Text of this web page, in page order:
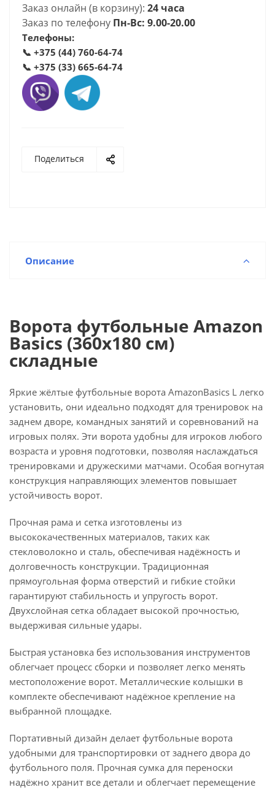
Заказ онлайн (в корзину): 24 часа
Заказ по телефону Пн-Вс: 9.00-20.00
Телефоны:
📞 +375 (44) 760-64-74
📞 +375 (33) 665-64-74
Поделиться
Описание
Ворота футбольные Amazon
Basics (360х180 см)
складные
Яркие жёлтые футбольные ворота AmazonBasics L легко
установить, они идеально подходят для тренировок на
заднем дворе, командных занятий и соревнований на
игровых полях. Эти ворота удобны для игроков любого
возраста и уровня подготовки, позволяя наслаждаться
тренировками и дружескими матчами. Особая вогнутая
конструкция направляющих элементов повышает
устойчивость ворот.
Прочная рама и сетка изготовлены из
высококачественных материалов, таких как
стекловолокно и сталь, обеспечивая надёжность и
долговечность конструкции. Традиционная
прямоугольная форма отверстий и гибкие стойки
гарантируют стабильность и упругость ворот.
Двухслойная сетка обладает высокой прочностью,
выдерживая сильные удары.
Быстрая установка без использования инструментов
облегчает процесс сборки и позволяет легко менять
местоположение ворот. Металлические колышки в
комплекте обеспечивают надёжное крепление на
выбранной площадке.
Портативный дизайн делает футбольные ворота
удобными для транспортировки от заднего двора до
футбольного поля. Прочная сумка для переноски
надёжно хранит все детали и облегчает перемещение